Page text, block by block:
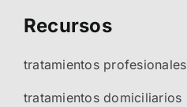
Recursos
tratamientos profesionales
tratamientos domiciliarios